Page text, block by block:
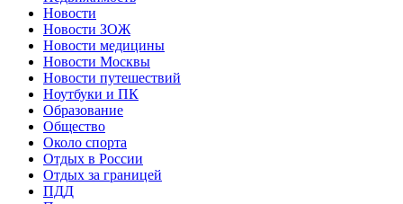
Новости
Новости ЗОЖ
Новости медицины
Новости Москвы
Новости путешествий
Ноутбуки и ПК
Образование
Общество
Около спорта
Отдых в России
Отдых за границей
ПДД